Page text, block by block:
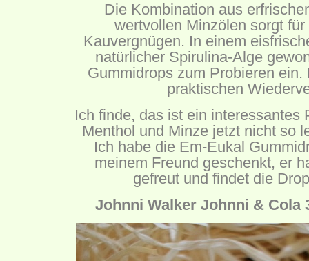
Die Kombination aus
wertvollen Minzölen sorgt
Kauvergnügen. In einem
natürlicher Spirulina-Alge
Gummidrops zum Probieren
praktischen
Ich finde, das ist ein interessantes
Menthol und Minze jetzt nicht so
Ich habe die Em-Eukal
meinem Freund geschenkt, er
gefreut und findet die
Johnni Walker Johnni & Cola